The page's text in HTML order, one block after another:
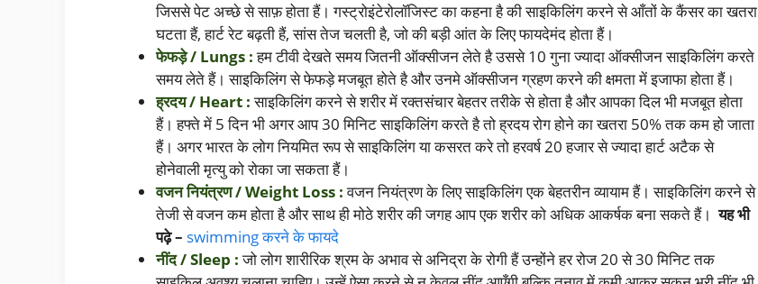
जिससे पेट अच्छे से साफ़ होता हैं। गस्ट्रोइंटेरोलॉजिस्ट का कहना है की साइकिलिंग करने से आँतों के कैंसर का खतरा
घटता हैं, हार्ट रेट बढ़ती हैं, सांस तेज चलती है, जो की बड़ी आंत के लिए फायदेमंद होता हैं।
फेफड़े / Lungs :हम टीवी देखते समय जितनी ऑक्सीजन लेते है उससे 10 गुना ज्यादा ऑक्सीजन साइकिलिंग करते
समय लेते हैं। साइकिलिंग से फेफड़े मजबूत होते है और उनमे ऑक्सीजन ग्रहण करने की क्षमता में इजाफा होता हैं।
ह्रदय / Heart :साइकिलिंग करने से शरीर में रक्तसंचार बेहतर तरीके से होता है और आपका दिल भी मजबूत होता
हैं। हफ्ते में 5 दिन भी अगर आप 30 मिनिट साइकिलिंग करते है तो ह्रदय रोग होने का खतरा 50% तक कम हो जाता
हैं। अगर भारत के लोग नियमित रूप से साइकिलिंग या कसरत करे तो हरवर्ष 20 हजार से ज्यादा हार्ट अटैक से
होनेवाली मृत्यु को रोका जा सकता हैं।
वजन नियंत्रण / Weight Loss :वजन नियंत्रण के लिए साइकिलिंग एक बेहतरीन व्यायाम हैं। साइकिलिंग करने से
तेजी से वजन कम होता है और साथ ही मोठे शरीर की जगह आप एक शरीर को अधिक आकर्षक बना सकते हैं।यह भी
पढ़े – swimming करने के फायदे
नींद / Sleep :जो लोग शारीरिक श्रम के अभाव से अनिद्रा के रोगी हैं उन्होंने हर रोज 20 से 30 मिनिट तक